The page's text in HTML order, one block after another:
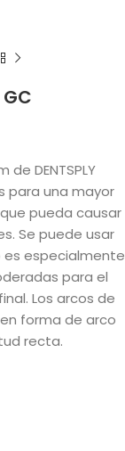
DENTSPLY
para una mayor
pueda causar
Se puede usar
especialmente
para el
Los arcos de
forma de arco
recta.